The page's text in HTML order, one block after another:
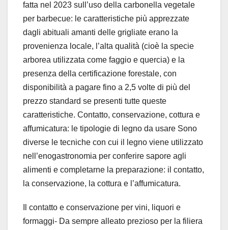
fatta nel 2023 sull’uso della carbonella vegetale
per barbecue: le caratteristiche più apprezzate
dagli abituali amanti delle grigliate erano la
provenienza locale, l’alta qualità (cioè la specie
arborea utilizzata come faggio e quercia) e la
presenza della certificazione forestale, con
disponibilità a pagare fino a 2,5 volte di più del
prezzo standard se presenti tutte queste
caratteristiche. Contatto, conservazione, cottura e
affumicatura: le tipologie di legno da usare Sono
diverse le tecniche con cui il legno viene utilizzato
nell’enogastronomia per conferire sapore agli
alimenti e completarne la preparazione: il contatto,
la conservazione, la cottura e l’affumicatura.
Il contatto e conservazione per vini, liquori e
formaggi- Da sempre alleato prezioso per la filiera